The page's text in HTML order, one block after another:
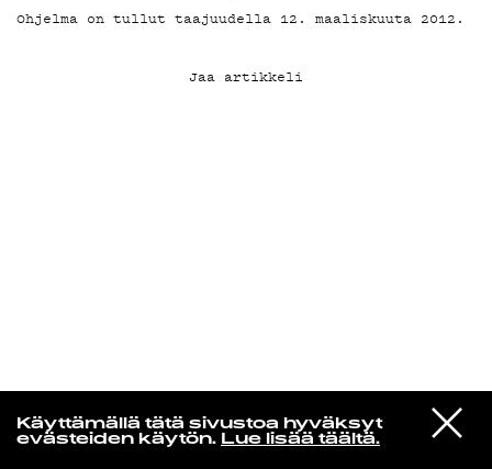
Käyttämällä tätä sivustoa hyväksyt
evästeiden käytön. Lue lisää täältä.
VIESTI
STUDIOON
Radio Helsingin aamut
KIRJAUDU SISÄÄN
Ohjelma on tullut taajuudella 12. maaliskuuta 2012.
Jaa artikkeli